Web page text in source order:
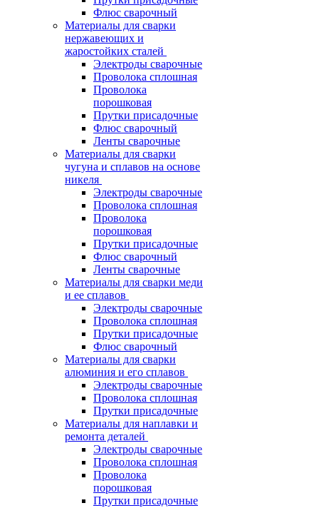
Флюс сварочный
Материалы для сварки
нержавеющих и
жаростойких сталей
Электроды сварочные
Проволока сплошная
Проволока
порошковая
Прутки присадочные
Флюс сварочный
Ленты сварочные
Материалы для сварки
чугуна и сплавов на основе
никеля
Электроды сварочные
Проволока сплошная
Проволока
порошковая
Прутки присадочные
Флюс сварочный
Ленты сварочные
Материалы для сварки меди
и ее сплавов
Электроды сварочные
Проволока сплошная
Прутки присадочные
Флюс сварочный
Материалы для сварки
алюминия и его сплавов
Электроды сварочные
Проволока сплошная
Прутки присадочные
Материалы для наплавки и
ремонта деталей
Электроды сварочные
Проволока сплошная
Проволока
порошковая
Прутки присадочные